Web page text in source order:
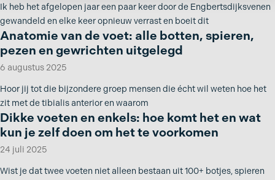
Ik heb het afgelopen jaar een paar keer door de Engbertsdijksvenen
gewandeld en elke keer opnieuw verrast en boeit dit
Anatomie van de voet: alle botten, spieren,
pezen en gewrichten uitgelegd
6 augustus 2025
Hoor jij tot die bijzondere groep mensen die écht wil weten hoe het
zit met de tibialis anterior en waarom
Dikke voeten en enkels: hoe komt het en wat
kun je zelf doen om het te voorkomen
24 juli 2025
Wist je dat twee voeten niet alleen bestaan uit 100+ botjes, spieren